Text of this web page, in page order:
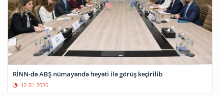
RİNN-də ABŞ nümayəndə heyəti ilə görüş keçirilib
12-01-2026